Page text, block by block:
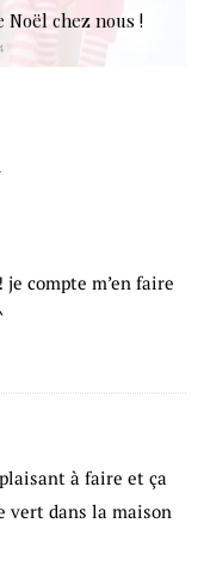
chez nous !
compte m’en faire
à faire et ça
vert dans la maison